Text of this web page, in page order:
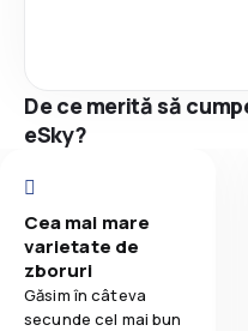
De ce merită să
eSky?
Cea mai mare
varietate de
zboruri
Găsim în câteva
secunde cel mai bun